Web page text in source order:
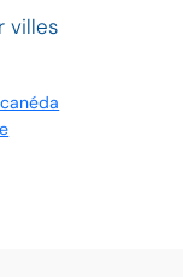
villes